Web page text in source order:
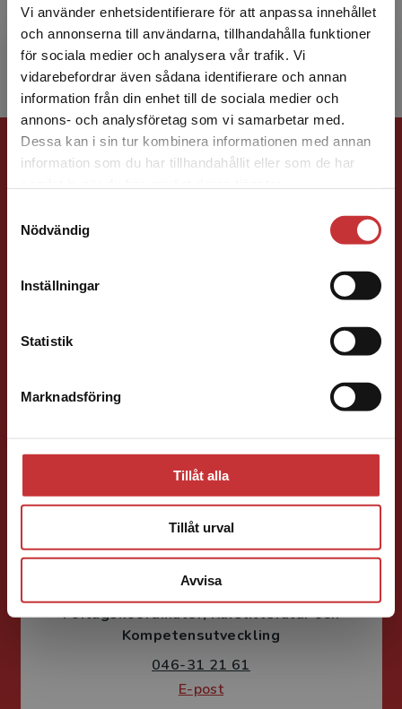
Vi använder enhetsidentifierare för att anpassa innehållet
och annonserna till användarna, tillhandahålla funktioner
för sociala medier och analysera vår trafik. Vi
vidarebefordrar även sådana identifierare och annan
information från din enhet till de sociala medier och
annons- och analysföretag som vi samarbetar med.
Dessa kan i sin tur kombinera informationen med annan
information som du har tillhandahållit eller som de har
Nödvändig
Inställningar
Statistik
Marknadsföring
Tillåt alla
Tillåt urval
Avvisa
Begränsad fraktregion
Det verkar som att du besöker
studentlitteratur.se via en enhet utanför Sverige.
Vi erbjuder inte leveranser utanför Sverige. För
att kunna slutföra ett köp måste
den första personen i sin familj som utbildade
sig vid un...
Förlagskontakt
Medicin, Omvårdnads- och Vårdvetenskap
Susanne Borg-Törn
Förlagskoordinator Kurslitteratur och
Kompetensutveckling
046-31 21 61
E-post